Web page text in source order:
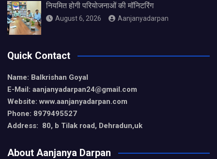
नियमित होगी परियोजनाओं की मॉनिटरिंग
August 6, 2026 Aanjanyadarpan
Quick Contact
Name: Balkrishan Goyal
E-Mail: aanjanyadarpan24@gmail.com
Website: www.aanjanyadarpan.com
Phone: 8979495527
Address: 80, b Tilak road, Dehradun,uk
About Aanjanya Darpan